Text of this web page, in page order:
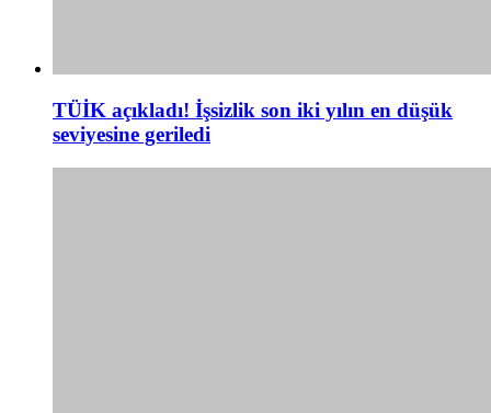
TÜİK açıkladı! İşsizlik son iki yılın en düşük
seviyesine geriledi